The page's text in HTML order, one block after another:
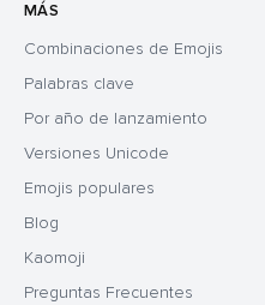
MÁS
Combinaciones de Emojis
Palabras clave
Por año de lanzamiento
Versiones Unicode
Emojis populares
Blog
Kaomoji
Preguntas Frecuentes